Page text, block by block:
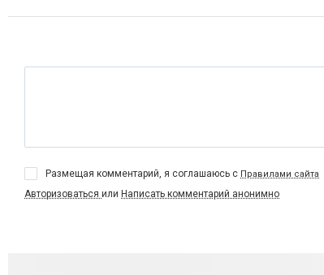
Размещая комментарий, я соглашаюсь с Правилами сайта
Авторизоваться или Написать комментарий анонимно